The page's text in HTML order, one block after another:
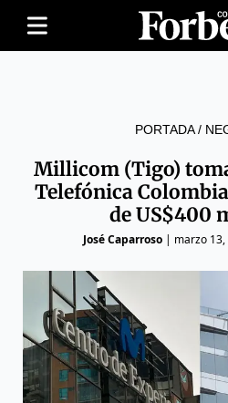
PORTADA/
Millicom (Tigo)
Telefónica
de US$400
José Caparroso | marzo